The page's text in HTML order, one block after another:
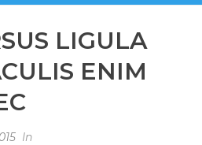
LIGULA
ENIM
In